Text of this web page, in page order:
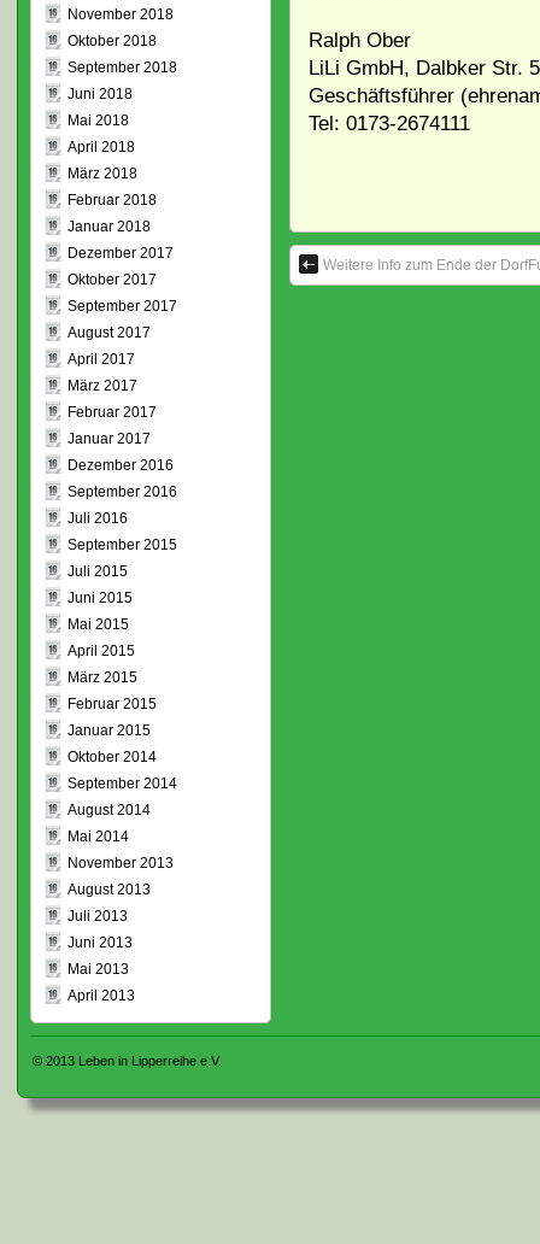
Ralph Ober
LiLi GmbH, Dalbker Str.
Geschäftsführer
Tel: 0173-2674111
Weitere Info zum Ende der
November 2018
Oktober 2018
September 2018
Juni 2018
Mai 2018
April 2018
März 2018
Februar 2018
Januar 2018
Dezember 2017
Oktober 2017
September 2017
August 2017
April 2017
März 2017
Februar 2017
Januar 2017
Dezember 2016
September 2016
Juli 2016
September 2015
Juli 2015
Juni 2015
Mai 2015
April 2015
März 2015
Februar 2015
Januar 2015
Oktober 2014
September 2014
August 2014
Mai 2014
November 2013
August 2013
Juli 2013
Juni 2013
Mai 2013
April 2013
© 2013 Leben in Lipperreihe e.V.